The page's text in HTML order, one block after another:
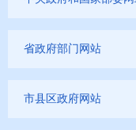
省政府部门网站
市县区政府网站